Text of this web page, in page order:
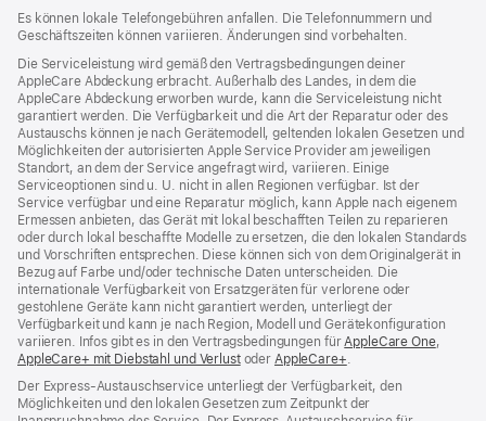
Fenster)
neues
Fenster)
neues
Fenster)
Es können lokale Telefongebühren anfallen. Die Telefonnummern und
Geschäftszeiten können variieren. Änderungen sind vorbehalten.
Die Serviceleistung wird gemäß den Vertragsbedingungen deiner
AppleCare Abdeckung erbracht. Außerhalb des Landes, in dem die
AppleCare Abdeckung erworben wurde, kann die Serviceleistung nicht
garantiert werden. Die Verfügbarkeit und die Art der Reparatur oder des
Austauschs können je nach Gerätemodell, geltenden lokalen Gesetzen und
Möglichkeiten der autorisierten Apple Service Provider am jeweiligen
Standort, an dem der Service angefragt wird, variieren. Einige
Serviceoptionen sind u. U. nicht in allen Regionen verfügbar. Ist der
Service verfügbar und eine Reparatur möglich, kann Apple nach eigenem
Ermessen anbieten, das Gerät mit lokal beschafften Teilen zu reparieren
oder durch lokal beschaffte Modelle zu ersetzen, die den lokalen Standards
und Vorschriften entsprechen. Diese können sich von dem Originalgerät in
Bezug auf Farbe und/oder technische Daten unterscheiden. Die
internationale Verfügbarkeit von Ersatzgeräten für verlorene oder
gestohlene Geräte kann nicht garantiert werden, unterliegt der
Verfügbarkeit und kann je nach Region, Modell und Gerätekonfiguration
variieren. Infos gibt es in den Vertragsbedingungen für AppleCare One(Öffnet
,
AppleCare+ mit Diebstahl und Verlust(Öffnet
neues
Fenster)
oder AppleCare+
neues
Fenster)
Der Express-Austauschservice unterliegt der Verfügbarkeit, den
Möglichkeiten und den lokalen Gesetzen zum Zeitpunkt der